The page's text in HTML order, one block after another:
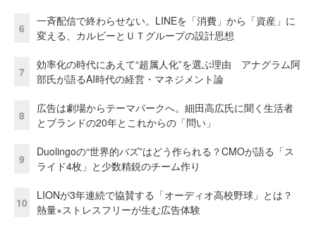
6
一斉配信で終わらせない。LINEを「消費」から「資産」に
変える、カルビーとＵＴグループの設計思想
7
効率化の時代にあえて“超属人化”を選ぶ理由 アナグラム阿
部氏が語るAI時代の経営・マネジメント論
8
広告は劇場からテーマパークへ。細田高広氏に聞く生活者
とブランドの20年とこれからの「問い」
9
Duolingoの“世界的バズ”はどう作られる？CMOが語る「ス
ライド4枚」と少数精鋭のチーム作り
10
LIONが3年連続で協賛する「オーディオ高校野球」とは？
熱量×ストレスフリーが生む広告体験